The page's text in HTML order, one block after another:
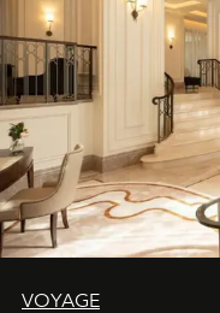
VOYAGE